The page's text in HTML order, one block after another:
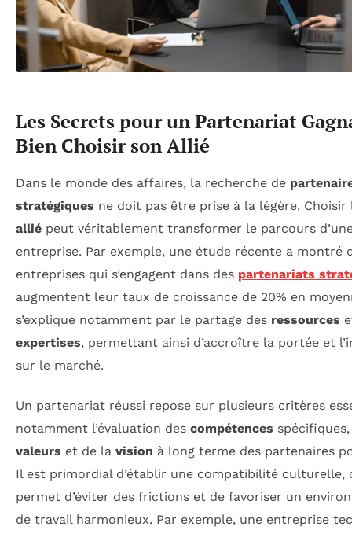
Les Secrets pour un Partenariat
Bien Choisir son Allié
Dans le monde des affaires, la recherche de
stratégiques ne doit pas être prise à la légère. Choisir
allié peut véritablement transformer le parcours
entreprise. Par exemple, une étude récente a montré
entreprises qui s’engagent dans des partenariats
augmentent leur taux de croissance de 20% en
s’explique notamment par le partage des ressources
expertises, permettant ainsi d’accroître la portée et
sur le marché.
Un partenariat réussi repose sur plusieurs critères
notamment l’évaluation des compétences
valeurs et de la vision à long terme des partenaires
Il est primordial d’établir une compatibilité culturelle,
permet d’éviter des frictions et de favoriser un
de travail harmonieux. Par exemple, une entreprise